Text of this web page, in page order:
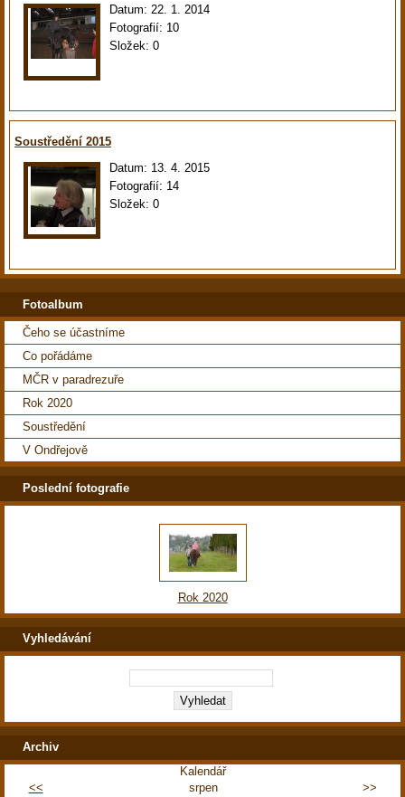
Datum: 22. 1. 2014
Fotografií: 10
Složek: 0
Soustředění 2015
Datum: 13. 4. 2015
Fotografií: 14
Složek: 0
Fotoalbum
Čeho se účastníme
Co pořádáme
MČR v paradrezuře
Rok 2020
Soustředění
V Ondřejově
Poslední fotografie
Rok 2020
Vyhledávání
Archiv
Kalendář
<<
srpen >>